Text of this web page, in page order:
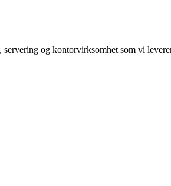
og kontorvirksomhet som vi